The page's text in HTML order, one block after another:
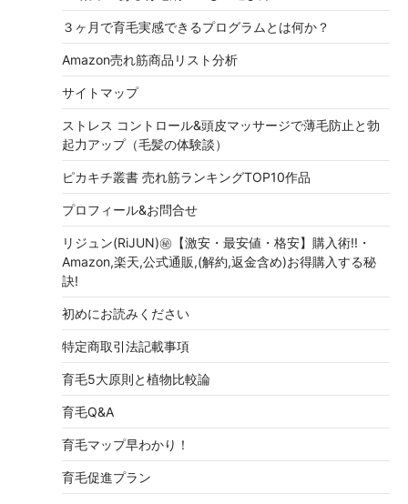
３ヶ月で育毛実感できるプログラムとは何か？
Amazon売れ筋商品リスト分析
サイトマップ
ストレス コントロール&頭皮マッサージで薄毛防止と勃
起力アップ（毛髪の体験談）
ピカキチ叢書 売れ筋ランキングTOP10作品
プロフィール&お問合せ
リジュン(RiJUN)㊙【激安・最安値・格安】購入術!!・
Amazon,楽天,公式通販,(解約,返金含め)お得購入する秘
訣!
初めにお読みください
特定商取引法記載事項
育毛5大原則と植物比較論
育毛Q&A
育毛マップ早わかり！
育毛促進プラン